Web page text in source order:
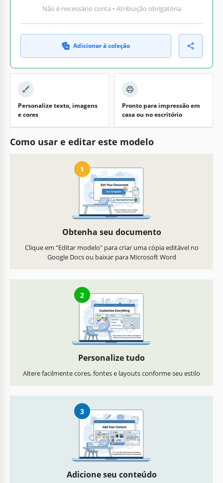
Não é necessário conta • Atribuição obrigatória
Adicionar à coleção
Personalize texto, imagens
e cores
Pronto para impressão em
casa ou no escritório
Como usar e editar este modelo
1
Obtenha seu documento
Clique em "Editar modelo" para criar uma cópia editável no
Google Docs ou baixar para Microsoft Word
2
Personalize tudo
Altere facilmente cores, fontes e layouts conforme seu estilo
3
Adicione seu conteúdo